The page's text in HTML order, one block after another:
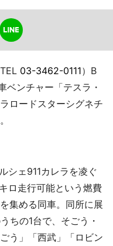
03-3462-0111）B
ベンチャー「テスラ・
ロードスターシグネチ
ェ911カレラを凌ぐ
ロ走行可能という燃費
集める同車。同所に展
ちの1台で、そごう・
う」「西武」「ロビン